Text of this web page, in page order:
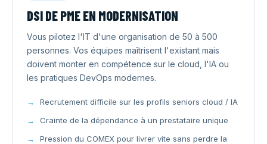
DSI DE PME EN MODERNISATION
Vous pilotez l'IT d'une organisation de 50 à 500
personnes. Vos équipes maîtrisent l'existant mais
doivent monter en compétence sur le cloud, l'IA ou
les pratiques DevOps modernes.
Recrutement difficile sur les profils seniors cloud / IA
Crainte de la dépendance à un prestataire unique
Pression du COMEX pour livrer vite sans perdre la